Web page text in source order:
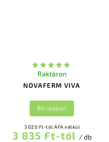
NOVAFERM VIVA
Raktáron
3 020 Ft-tól ÁFA nélkül
3 835 Ft-tól / db
Bővebben